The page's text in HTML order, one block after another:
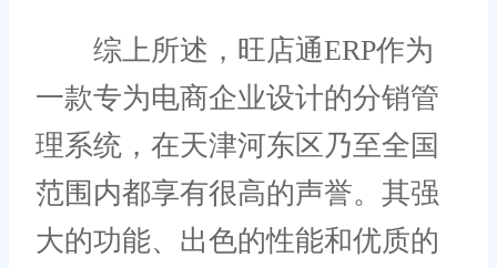
综上所述，旺店通ERP作为
一款专为电商企业设计的分销管
理系统，在天津河东区乃至全国
范围内都享有很高的声誉。其强
大的功能、出色的性能和优质的